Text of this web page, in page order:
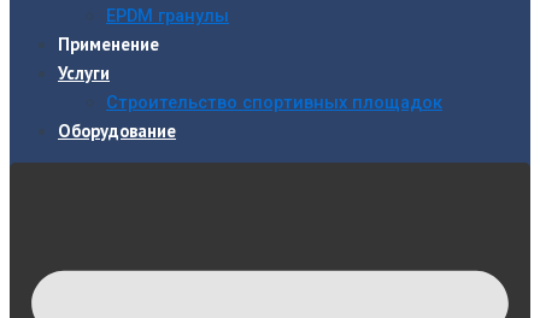
EPDM гранулы
Применение
Услуги
Строительство спортивных площадок
Оборудование